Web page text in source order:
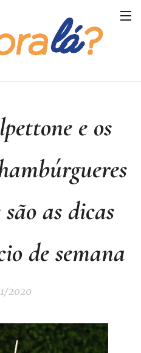
e os
as dicas
de semana
2020